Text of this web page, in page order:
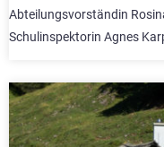
Abteilungsvorständin
Schulinspektorin Agnes